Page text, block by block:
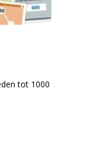
tot 1000